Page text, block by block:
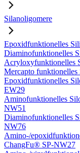
Silanoligomere
Epoxidfunktionelles
Diaminofunktionelles
Acryloxyfunktionelles
Mercapto
Epoxidfunktionelles
EW29
Aminofunktionelles
NW51
Diaminofunktionelles
NW76
Amino-/
ChangFu® SP-NW27